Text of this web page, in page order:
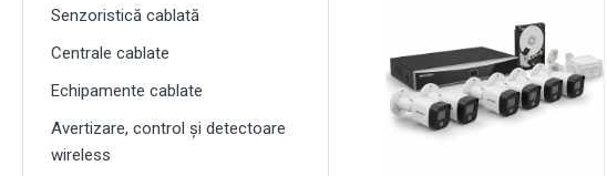
Senzoristică cablată
Centrale cablate
Echipamente cablate
Avertizare, control și detectoare
wireless